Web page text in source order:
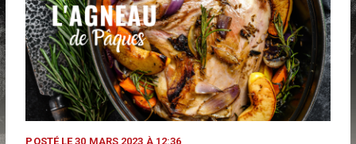
POSTÉ LE 30 MARS 2023 À 12:36